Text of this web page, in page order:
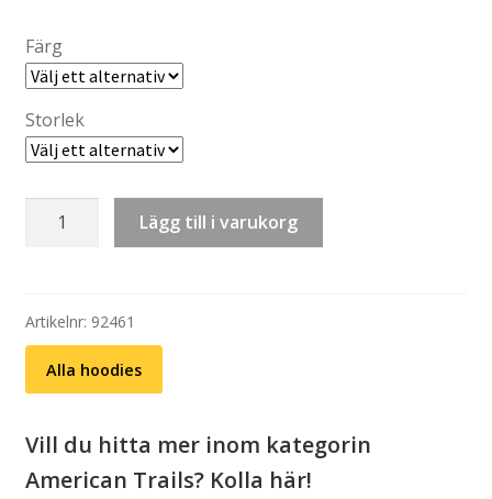
Färg
Storlek
Hoodie:
Giddy-
up
mängd
Lägg till i varukorg
Artikelnr: 92461
Alla hoodies
Vill du hitta mer inom kategorin
American Trails? Kolla här!